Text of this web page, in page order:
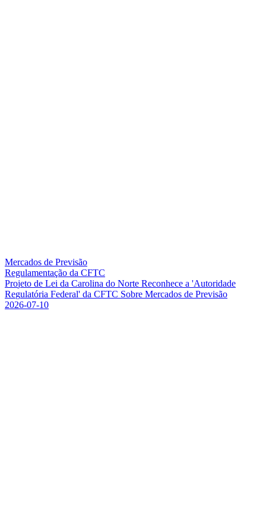
Mercados de Previsão
Regulamentação da CFTC
Projeto de Lei da Carolina do Norte Reconhece a 'Autoridade
Regulatória Federal' da CFTC Sobre Mercados de Previsão
2026-07-10